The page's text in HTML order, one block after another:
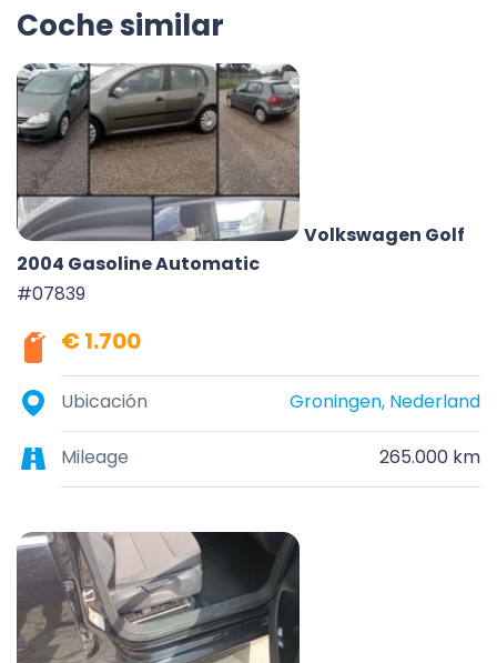
Coche similar
Volkswagen Golf
2004 Gasoline Automatic
#07839
€ 1.700
Ubicación Groningen, Nederland
Mileage 265.000 km